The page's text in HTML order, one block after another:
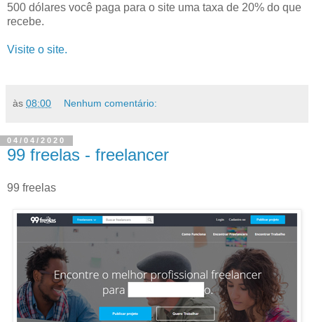
500 dólares você paga para o site uma taxa de 20% do que
recebe.
Visite o site.
às 08:00 Nenhum comentário:
04/04/2020
99 freelas - freelancer
99 freelas